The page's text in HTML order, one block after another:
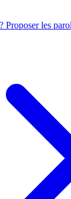
Proposer les